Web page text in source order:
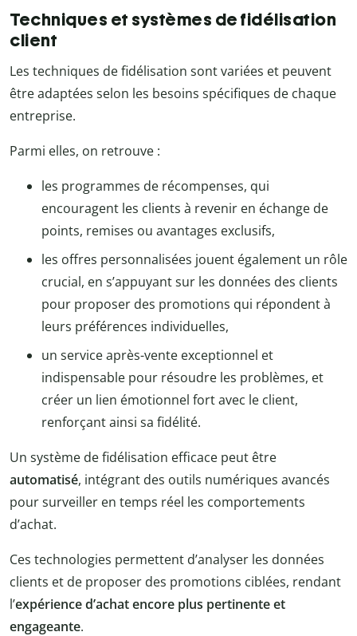
Techniques et systèmes de fidélisation
client
Les techniques de fidélisation sont variées et peuvent
être adaptées selon les besoins spécifiques de chaque
entreprise.
Parmi elles, on retrouve :
les programmes de récompenses, qui
encouragent les clients à revenir en échange de
points, remises ou avantages exclusifs,
les offres personnalisées jouent également un rôle
crucial, en s’appuyant sur les données des clients
pour proposer des promotions qui répondent à
leurs préférences individuelles,
un service après-vente exceptionnel et
indispensable pour résoudre les problèmes, et
créer un lien émotionnel fort avec le client,
renforçant ainsi sa fidélité.
Un système de fidélisation efficace peut être
automatisé, intégrant des outils numériques avancés
pour surveiller en temps réel les comportements
d’achat.
Ces technologies permettent d’analyser les données
clients et de proposer des promotions ciblées, rendant
l’expérience d’achat encore plus pertinente et
engageante.